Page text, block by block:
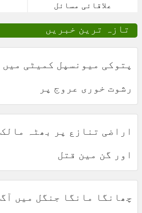
علاقائی مسائل
تازہ ترین خبریں
پتوکی میونسپل کمیٹی میں
رشوت خوری عروج پر
اراضی تنازع پر بھٹہ مالک
اور گن مین قتل
چھانگا مانگا جنگل میں آگ